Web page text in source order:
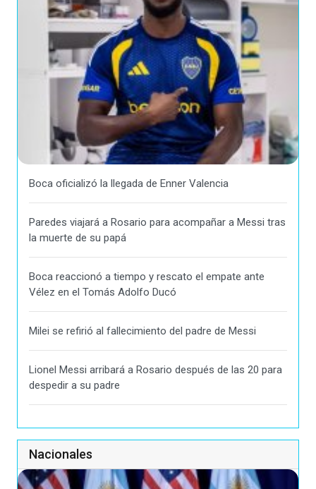
Boca oficializó la llegada de Enner Valencia
Paredes viajará a Rosario para acompañar a Messi tras
la muerte de su papá
Boca reaccionó a tiempo y rescato el empate ante
Vélez en el Tomás Adolfo Ducó
Milei se refirió al fallecimiento del padre de Messi
Lionel Messi arribará a Rosario después de las 20 para
despedir a su padre
Nacionales